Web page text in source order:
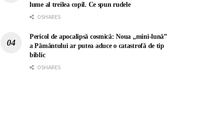
lume al treilea copil. Ce spun rudele
0 SHARES
Pericol de apocalipsă cosmică: Noua „mini-lună”
a Pământului ar putea aduce o catastrofă de tip
biblic
0 SHARES